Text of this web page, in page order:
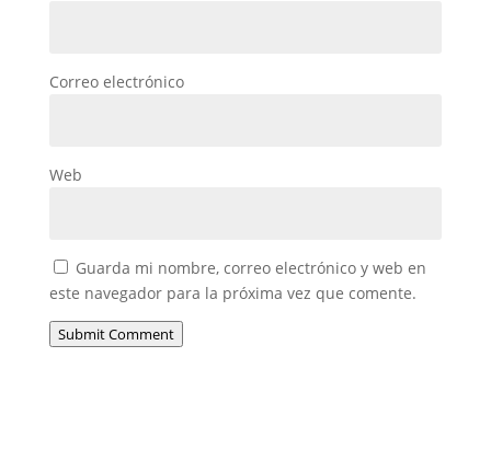
Correo electrónico
Web
Guarda mi nombre, correo electrónico y web en
este navegador para la próxima vez que comente.
Submit Comment